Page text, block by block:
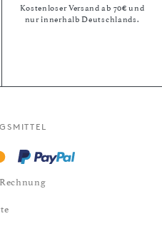
Kostenloser Versand ab 70€ und
nur innerhalb Deutschlands.